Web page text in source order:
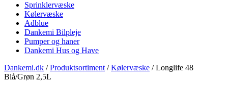
Sprinklervæske
Kølervæske
Adblue
Dankemi Bilpleje
Pumper og haner
Dankemi Hus og Have
Dankemi.dk /Produktsortiment /Kølervæske /Longlife 48
Blå/Grøn 2,5L